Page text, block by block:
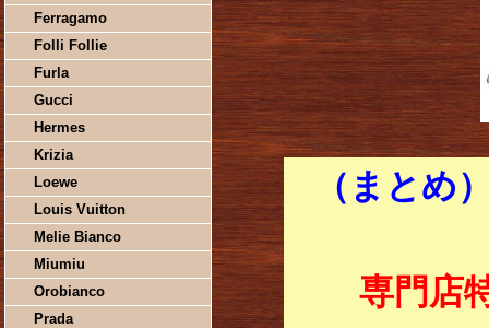
Ferragamo
Folli Follie
Furla
Gucci
Hermes
Krizia
Loewe
Louis Vuitton
Melie Bianco
Miumiu
Orobianco
Prada
（まとめ
専門店